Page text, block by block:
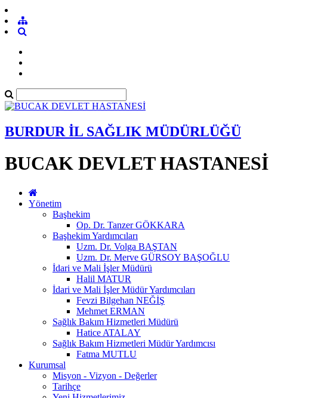
BURDUR İL SAĞLIK MÜDÜRLÜĞÜ
BUCAK DEVLET HASTANESİ
Yönetim
Başhekim
Op. Dr. Tanzer GÖKKARA
Başhekim Yardımcıları
Uzm. Dr. Volga BAŞTAN
Uzm. Dr. Merve GÜRSOY BAŞOĞLU
İdari ve Mali İşler Müdürü
Halil MATUR
İdari ve Mali İşler Müdür Yardımcıları
Fevzi Bilgehan NEĞİŞ
Mehmet ERMAN
Sağlık Bakım Hizmetleri Müdürü
Hatice ATALAY
Sağlık Bakım Hizmetleri Müdür Yardımcısı
Fatma MUTLU
Kurumsal
Misyon - Vizyon - Değerler
Tarihçe